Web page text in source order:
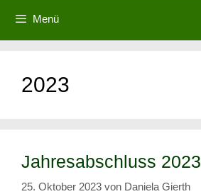
Menü
2023
Jahresabschluss 2023
25. Oktober 2023 von Daniela Gierth